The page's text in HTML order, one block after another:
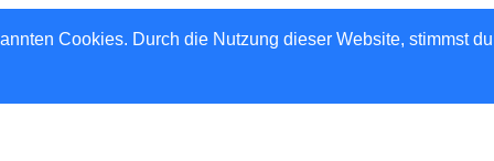
Cookies. Durch die Nutzung dieser Website, stimmst